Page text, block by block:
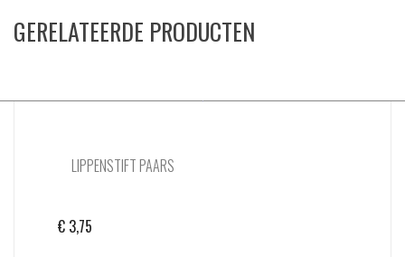
GERELATEERDE PRODUCTEN
LIPPENSTIFT PAARS
€ 3,75